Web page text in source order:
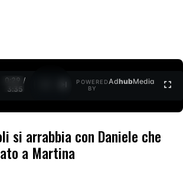
0:30 /
3:35
POWERED
BY
AdhubMedia
si arrabbia con Daniele che
a Martina